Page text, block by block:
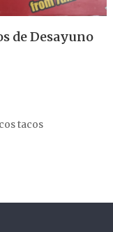
de Desayuno
tacos